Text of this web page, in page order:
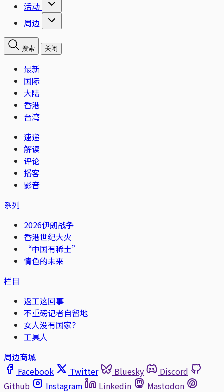
活动
周边
搜索 关闭
最新
国际
大陆
香港
台湾
速递
解读
评论
播客
影音
系列
2026伊朗战争
香港世纪大火
“中国有稀土”
情色的未来
栏目
返工这回事
不重磅记者自留地
女人没有国家？
工具人
周边商城
Facebook
Twitter Bluesky
Discord
Github
Instagram Linkedin
Mastodon